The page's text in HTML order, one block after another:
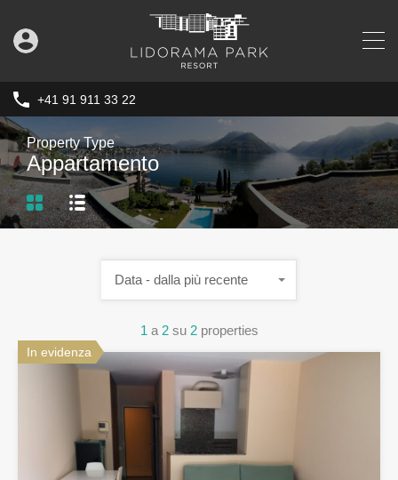
+41 91 911 33 22
Property Type
Appartamento
1 a 2 su 2 properties
Data - dalla più recente
In evidenza